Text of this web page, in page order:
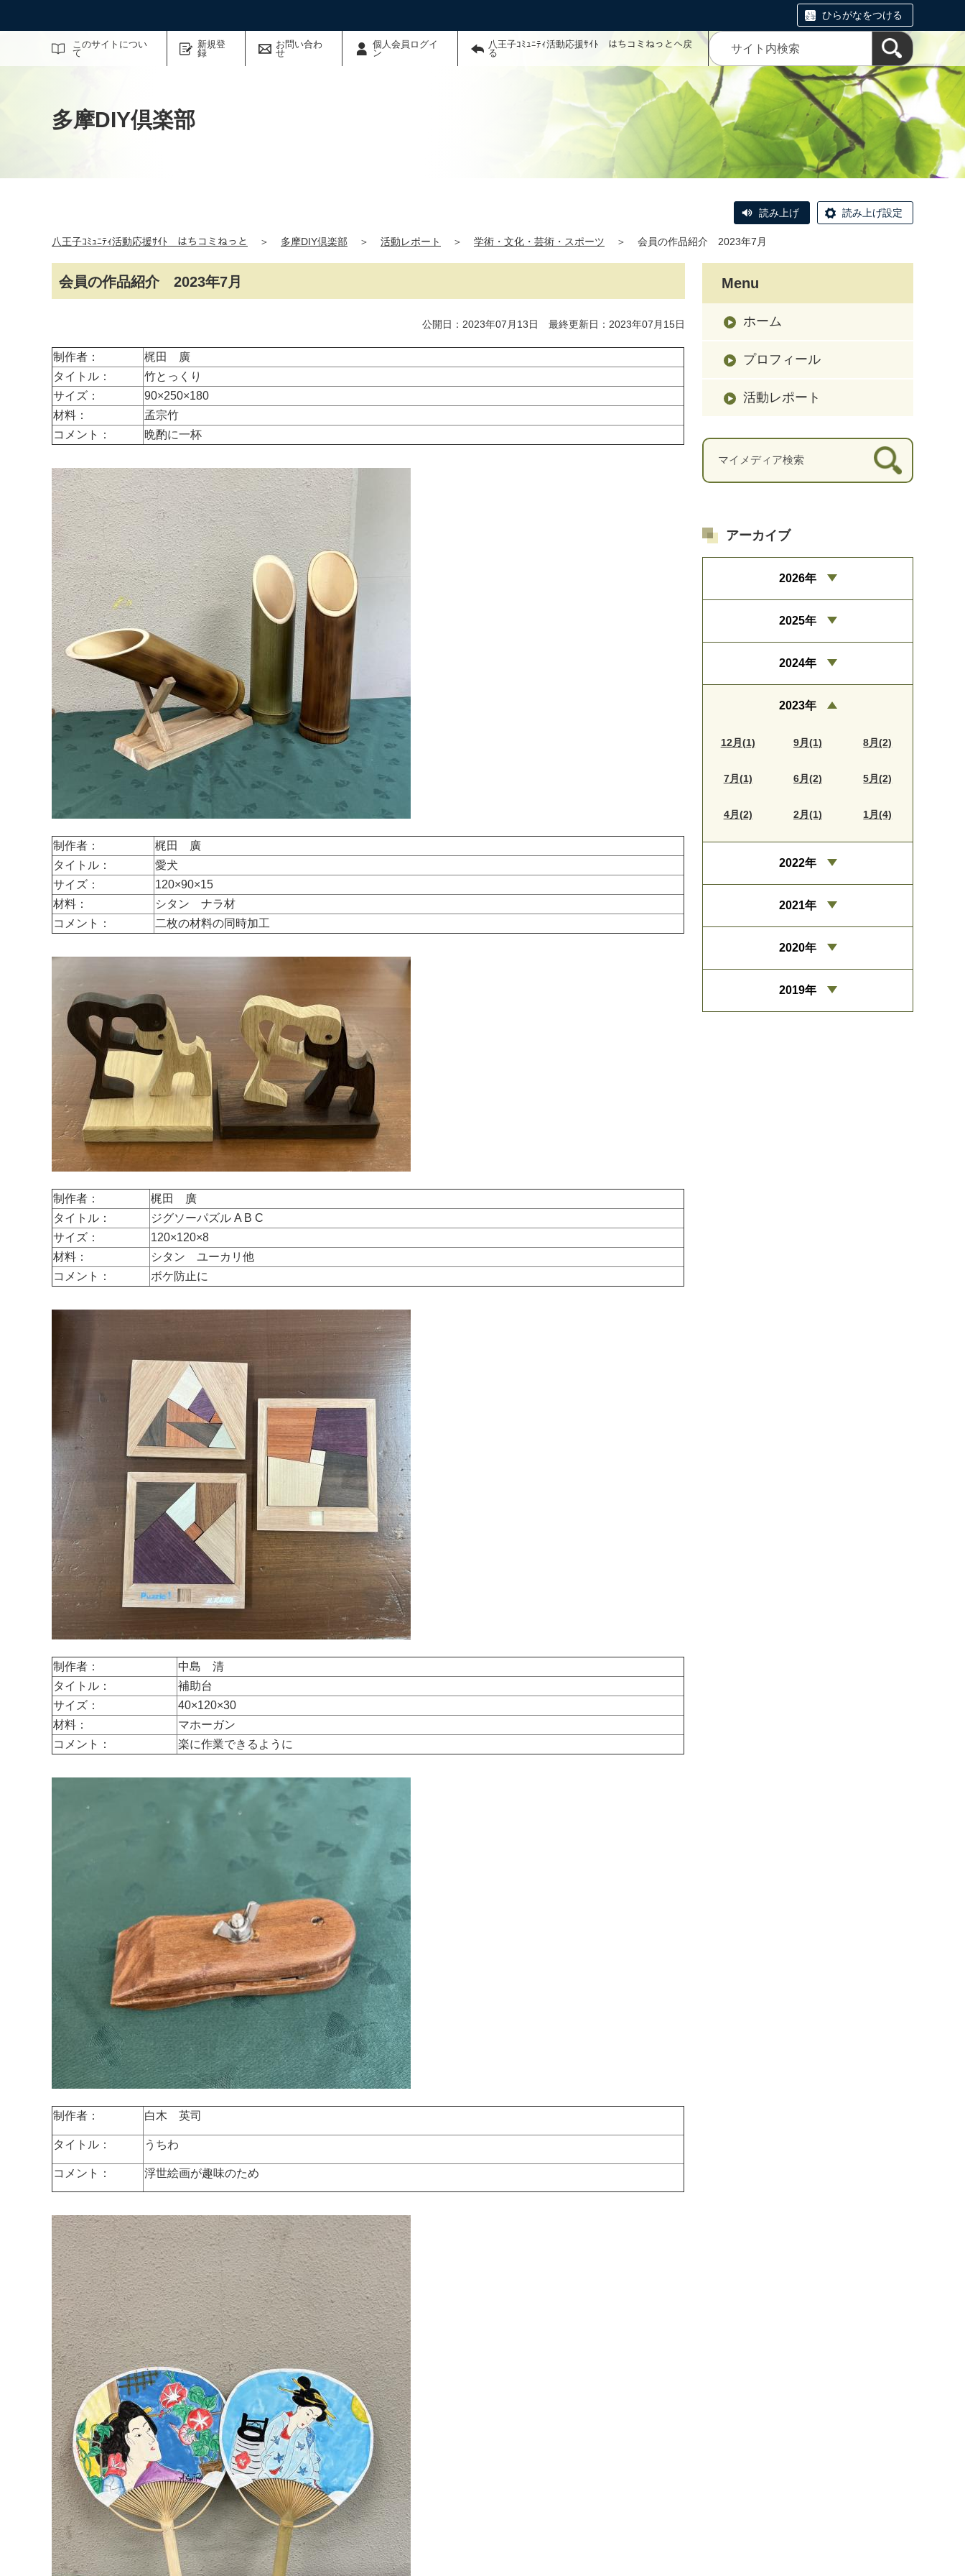
ひらがなをつける
このサイトについ
て
新規登
録
お問い合わ
せ
個人会員ログイ
ン
八王子ｺﾐｭﾆﾃｨ活動応援ｻｲﾄ はちコミねっとへ戻
る
サイト内検索
多摩DIY倶楽部
読み上げ 読み上げ設定
八王子ｺﾐｭﾆﾃｨ活動応援ｻｲﾄ はちコミねっと ＞ 多摩DIY倶楽部 ＞ 活動レポート ＞ 学術・文化・芸術・スポーツ ＞ 会員の作品紹介 2023年7月
会員の作品紹介 2023年7月
公開日：2023年07月13日 最終更新日：2023年07月15日
制作者：
梶田 廣
タイトル：
竹とっくり
サイズ：
90×250×180
材料：
孟宗竹
コメント：
晩酌に一杯
制作者：
梶田 廣
タイトル：
愛犬
サイズ：
120×90×15
材料：
シタン ナラ材
コメント：
二枚の材料の同時加工
制作者：
梶田 廣
タイトル：
ジグソーパズル A B C
サイズ：
120×120×8
材料：
シタン ユーカリ他
コメント：
ボケ防止に
制作者：
中島 清
タイトル：
補助台
サイズ：
40×120×30
材料：
マホーガン
コメント：
楽に作業できるように
制作者： 白木 英司
タイトル： うちわ
コメント： 浮世絵画が趣味のため
Menu
ホーム
プロフィール
活動レポート
マイメディア検索
アーカイブ
2026年
2025年
2024年
2023年
12月(1) 9月(1) 8月(2)
7月(1) 6月(2) 5月(2)
4月(2) 2月(1) 1月(4)
2022年
2021年
2020年
2019年